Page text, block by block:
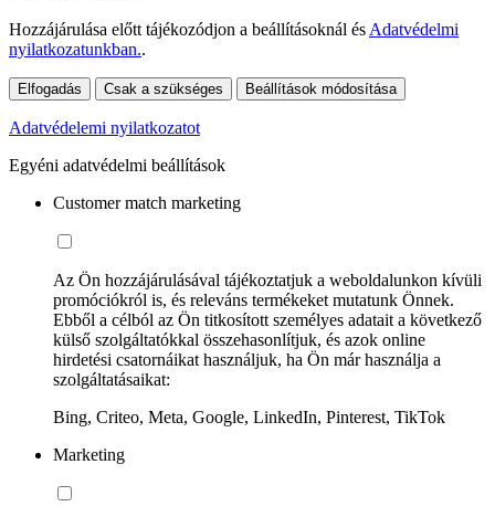
Hozzájárulása előtt tájékozódjon a beállításoknál és Adatvédelmi
nyilatkozatunkban..
Elfogadás Csak a szükséges Beállítások módosítása
Adatvédelemi nyilatkozatot
Egyéni adatvédelmi beállítások
Customer match marketing
Az Ön hozzájárulásával tájékoztatjuk a weboldalunkon kívüli
promóciókról is, és releváns termékeket mutatunk Önnek.
Ebből a célból az Ön titkosított személyes adatait a következő
külső szolgáltatókkal összehasonlítjuk, és azok online
hirdetési csatornáikat használjuk, ha Ön már használja a
szolgáltatásaikat:
Bing, Criteo, Meta, Google, LinkedIn, Pinterest, TikTok
Marketing